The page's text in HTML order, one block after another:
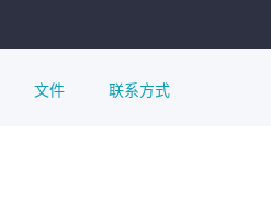
文件 联系方式